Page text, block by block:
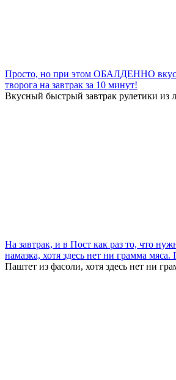
Просто, но при этом ОБАЛДЕННО
творога на завтрак за 10 минут!
Вкусный быстрый завтрак рулетики из
На завтрак, и в Пост как раз то, что
намазка, хотя здесь нет ни грамма
Паштет из фасоли, хотя здесь нет ни